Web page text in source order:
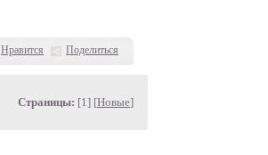
Нравится Поделиться
Страницы: [1] [Новые]